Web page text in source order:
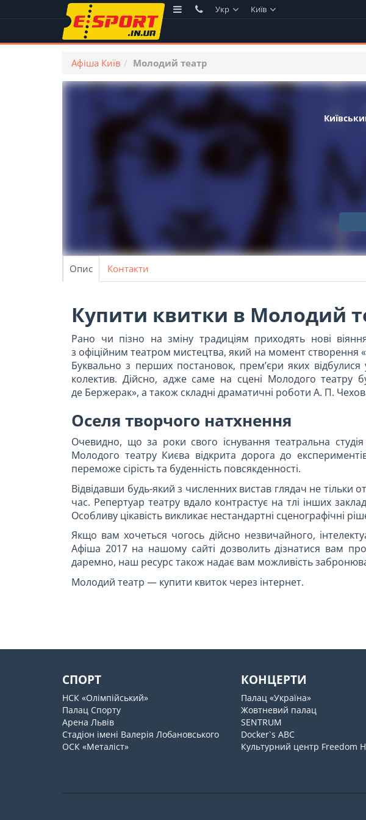
Укр Київ
Афіша Київ Молодий театр
Опис Контакти
Купити квитки в Молодий
Рано чи пізно на зміну традиціям приходять нові
з офіційним театром мистецтва, який на момент створення
Буквально з перших постановок, прем’єри яких
колектив. Дійсно, адже саме на сцені Молодого театру
де Бержерак», а також складні драматичні роботи А. П.
Оселя творчого натхнення
Очевидно, що за роки свого існування театральна
Молодого театру Києва відкрита дорога до
переможе сірість та буденність повсякденності.
Відвідавши будь-який з численних вистав глядач не
час. Репертуар театру вдало контрастує на тлі інших
Особливу цікавість викликає нестандартні сценографічні
Якщо вам хочеться чогось дійсно незвичайного,
Афіша 2017 на нашому сайті дозволить дізнатися вам
даремно, наш ресурс також надає вам можливість
Молодий театр — купити квиток через інтернет.
СПОРТ
НСК «Олімпійський»
Палац Спорту
Арена Львів
Стадіон імені Валерія Лобановського
ОСК «Металіст»
КОНЦЕРТИ
Палац «Україна»
Жовтневий палац
SENTRUM
Docker`s ABC
Культурний центр Freedom